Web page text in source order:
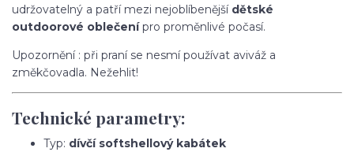
udržovatelný a patří mezi nejoblíbenější dětské
outdoorové oblečenípro proměnlivé počasí.
Upozornění : při praní se nesmí používat aviváž a
změkčovadla. Nežehlit!
Technické parametry:
Typ: dívčí softshellový kabátek